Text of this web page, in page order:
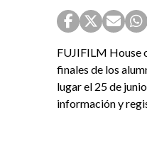
FUJIFILM House
finales de los
lugar el 25 de
información y